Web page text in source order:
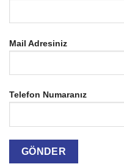
Mail Adresiniz
Telefon Numaranız